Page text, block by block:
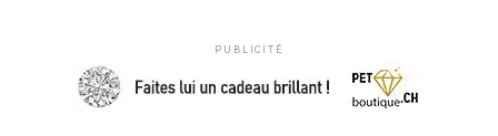
PUBLICITÉ